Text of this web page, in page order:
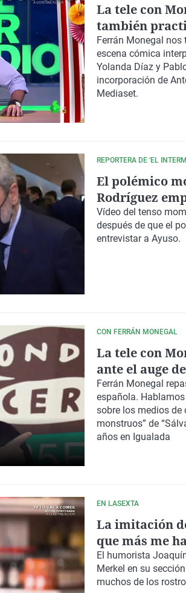
La tele con
también
Ferrán Monegal
escena cómica
Yolanda Díaz y
incorporación de
Mediaset.
REPORTERA DE 'EL
El polémico
Rodríguez
Vídeo del tenso
después de que el
entrevistar a Ayuso.
CON FERRÁN MONEGAL
La tele con
ante el auge
Ferrán Monegal
española. Hablamos
sobre los medios de
monstruos” de
años en Igualada
EN LASEXTA
La imitación
que más me
siempre igual"
El humorista
Merkel en su
muchos de los